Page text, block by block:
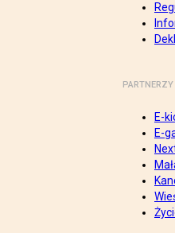
PARTNERZY
E-
E-